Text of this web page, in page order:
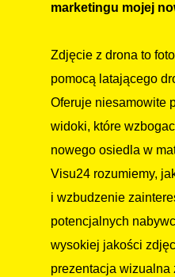
marketingu mojej
Zdjęcie z drona to
pomocą latającego
Oferuje niesamowite
widoki, które
nowego osiedla w
Visu24 rozumiemy,
i wzbudzenie
potencjalnych
wysokiej jakości
prezentacja wizualna